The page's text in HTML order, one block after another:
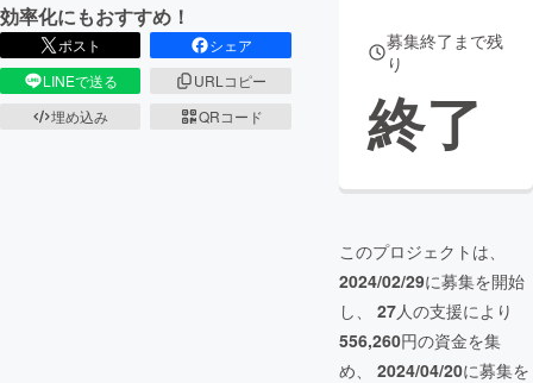
効率化にもおすすめ！
ポスト
シェア
LINEで送る
URLコピー
埋め込み
QRコード
募集終了まで残
り
終了
このプロジェクトは、
2024/02/29に募集を開始
し、 27人の支援により
556,260円の資金を集
め、 2024/04/20に募集を